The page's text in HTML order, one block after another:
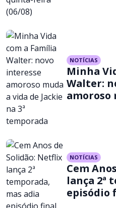
NOTÍCIAS
Minha
Walter:
amoroso
NOTÍCIAS
Cem
lança 2ª
episódio